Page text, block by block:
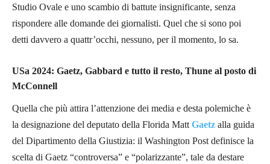
Studio Ovale e uno scambio di battute insignificante, senza
rispondere alle domande dei giornalisti. Quel che si sono poi
detti davvero a quattr’occhi, nessuno, per il momento, lo sa.
USa 2024: Gaetz, Gabbard e tutto il resto, Thune al posto di
McConnell
Quella che più attira l’attenzione dei media e desta polemiche è
la designazione del deputato della Florida Matt Gaetz alla guida
del Dipartimento della Giustizia: il Washington Post definisce la
scelta di Gaetz “controversa” e “polarizzante”, tale da destare